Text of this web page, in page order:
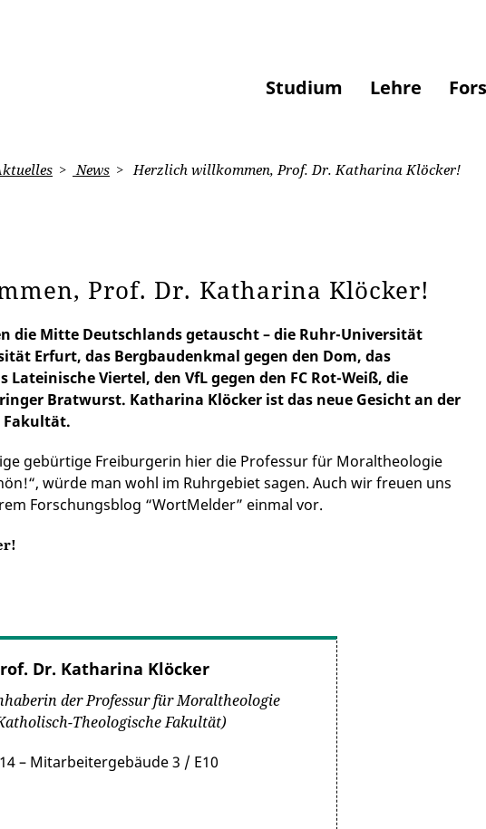
Studium Lehre
News Herzlich willkommen, Prof. Dr. Katharina Klöcker!
Prof. Dr. Katharina Klöcker!
die Mitte Deutschlands getauscht – die Ruhr-Universität
Erfurt, das Bergbaudenkmal gegen den Dom, das
Lateinische Viertel, den VfL gegen den FC Rot-Weiß, die
Bratwurst. Katharina Klöcker ist das neue Gesicht an der
Fakultät.
gebürtige Freiburgerin hier die Professur für Moraltheologie
würde man wohl im Ruhrgebiet sagen. Auch wir freuen uns
Forschungsblog “WortMelder” einmal vor.
Dr. Katharina Klöcker
der Professur für Moraltheologie
Theologische Fakultät)
– Mitarbeitergebäude 3 / E10